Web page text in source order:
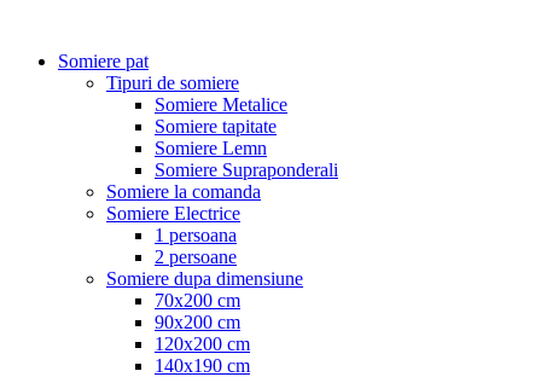
Somiere pat
Tipuri de somiere
Somiere Metalice
Somiere tapitate
Somiere Lemn
Somiere Supraponderali
Somiere la comanda
Somiere Electrice
1 persoana
2 persoane
Somiere dupa dimensiune
70x200 cm
90x200 cm
120x200 cm
140x190 cm